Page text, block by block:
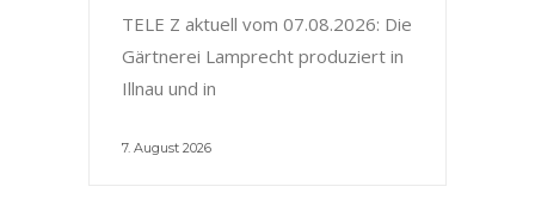
TELE Z aktuell vom 07.08.2026: Die
Gärtnerei Lamprecht produziert in
Illnau und in
7. August 2026